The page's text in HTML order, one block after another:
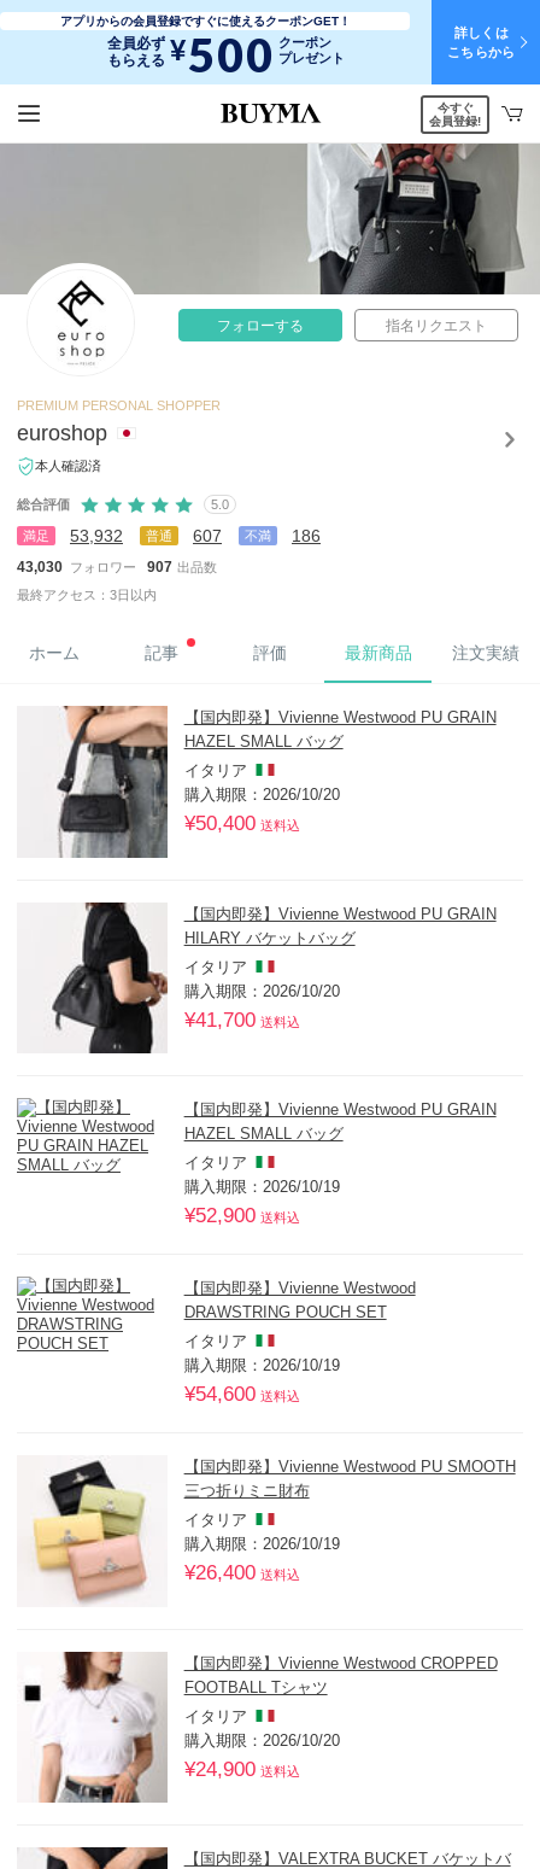
アプリからの会員登録ですぐに使えるクーポンGET！
全員必ず
もらえる ¥500 クーポン
プレゼント
詳しくは
こちらから
今すぐ
会員登録!
フォローする 指名リクエスト
PREMIUM PERSONAL SHOPPER
euroshop
本人確認済
総合評価 5.0
満足 53,932 普通 607 不満 186
43,030 フォロワー 907 出品数
最終アクセス：3日以内
ホーム 記事 評価 最新商品 注文実績
【国内即発】Vivienne Westwood PU GRAIN
HAZEL SMALL バッグ
イタリア
購入期限：2026/10/20
¥50,400 送料込
【国内即発】Vivienne Westwood PU GRAIN
HILARY バケットバッグ
イタリア
購入期限：2026/10/20
¥41,700 送料込
【国内即発】Vivienne Westwood PU GRAIN
HAZEL SMALL バッグ
イタリア
購入期限：2026/10/19
¥52,900 送料込
【国内即発】Vivienne Westwood
DRAWSTRING POUCH SET
イタリア
購入期限：2026/10/19
¥54,600 送料込
【国内即発】Vivienne Westwood PU SMOOTH
三つ折りミニ財布
イタリア
購入期限：2026/10/19
¥26,400 送料込
【国内即発】Vivienne Westwood CROPPED
FOOTBALL Tシャツ
イタリア
購入期限：2026/10/20
¥24,900 送料込
【国内即発】VALEXTRA BUCKET バケットバ